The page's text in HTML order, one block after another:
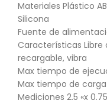
Materiales Plástico
Silicona
Fuente de
Características
recargable, vibra
Max tiempo de
Max tiempo de
Mediciones 2.5 «x